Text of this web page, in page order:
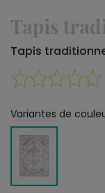
Tapis
Tapis traditionnel
Variantes de